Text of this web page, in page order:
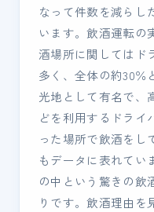
なって件数を減らし
います。飲酒運転の
酒場所に関してはド
多く、全体の約30％
光地として有名で、
どを利用するドライ
った場所で飲酒をし
もデータに表れてい
の中という驚きの飲
りです。飲酒理由を